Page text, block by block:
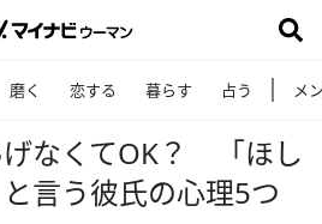
磨く 恋する 暮らす 占う メ
なくてOK？ 「ほし
言う彼氏の心理5つ